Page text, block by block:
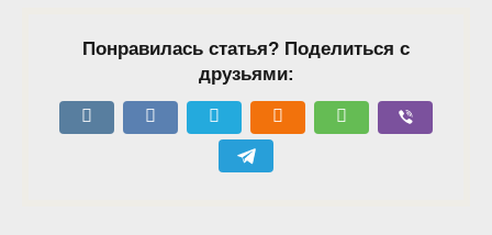
Понравилась статья? Поделиться с
друзьями: